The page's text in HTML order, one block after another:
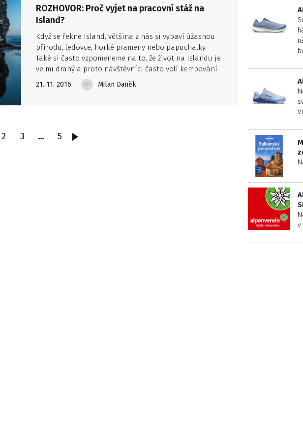
ROZHOVOR: Proč vyjet na pracovní stáž na
Island?
Když se řekne Island, většina z nás si vybaví úžasnou
přírodu, ledovce, horké prameny nebo papuchalky.
Také si často vzpomeneme na to, že život na Islandu je
velmi drahý a proto návštěvníci často volí kempování
a stopování. Jaké to ale je, žít a pracovat na Islandu
delší čas? Přečtěte si rozhovor s Michalem Hubertem,
listopadu v Blansku.
21. 11. 2016 Milan Daněk
2 3 … 5
v